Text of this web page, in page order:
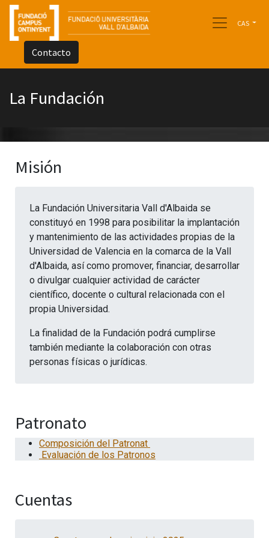
CAS
Contacto
La Fundación
Misión
La Fundación Universitaria Vall d'Albaida se
constituyó en 1998 para posibilitar la implantación
y mantenimiento de las actividades propias de la
Universidad de Valencia en la comarca de la Vall
d'Albaida, así como promover, financiar, desarrollar
o divulgar cualquier actividad de carácter
científico, docente o cultural relacionada con el
propia Universidad.
La finalidad de la Fundación podrá cumplirse
también mediante la colaboración con otras
personas físicas o jurídicas.
Patronato
Composición del Patronat
Evaluación de los Patronos
Cuentas